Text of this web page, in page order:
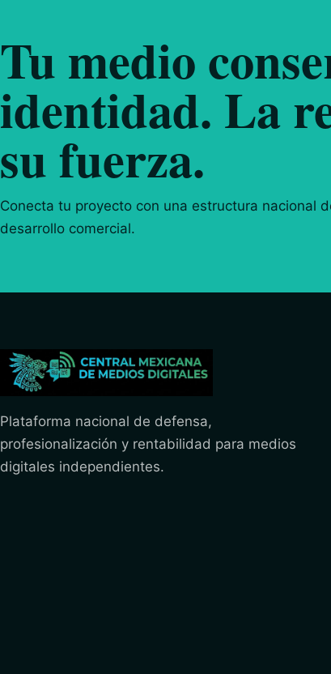
Tu medio
identidad. La
su fuerza.
Conecta tu proyecto con una estructura nacional
desarrollo comercial.
Plataforma nacional de defensa,
profesionalización y rentabilidad para medios
digitales independientes.